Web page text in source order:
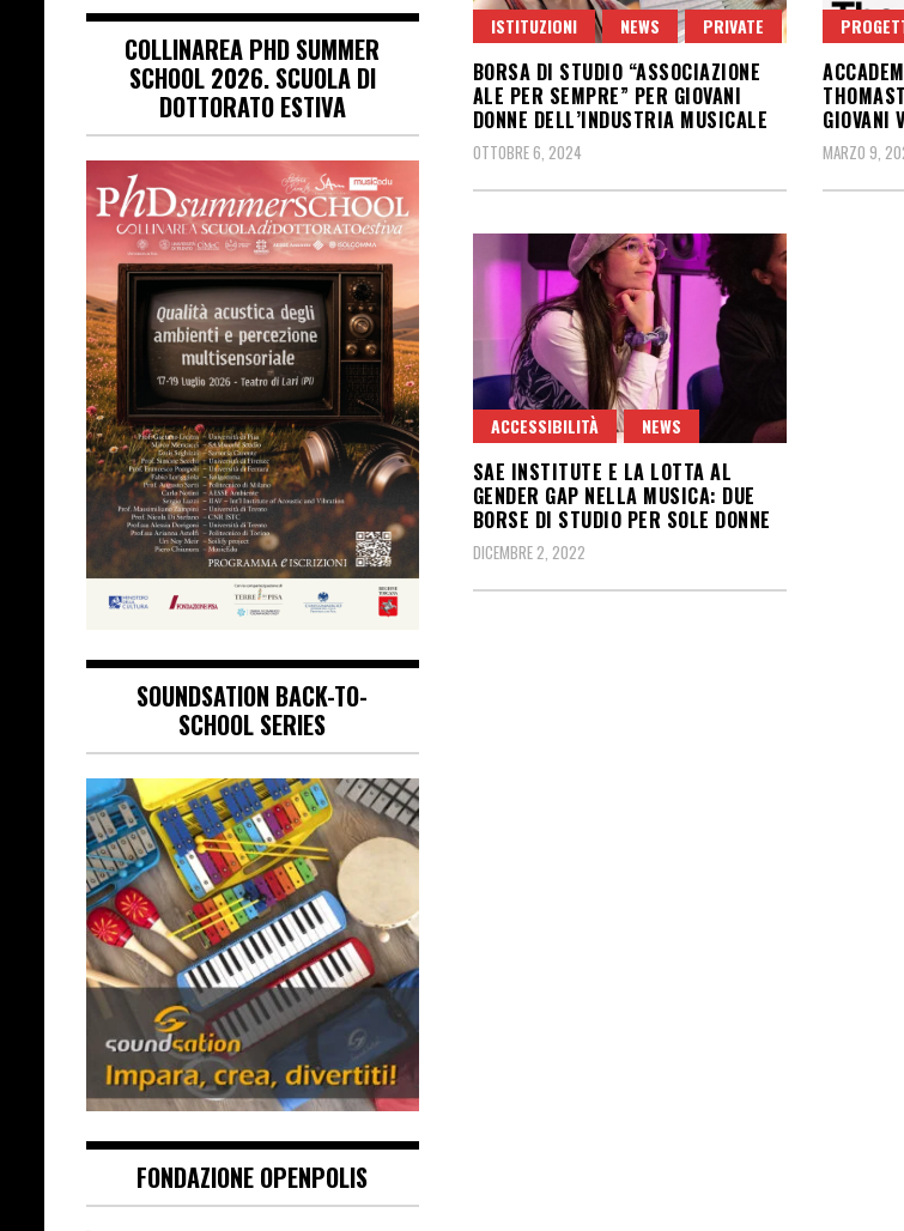
ISTITUZIONI NEWS PRIVATE
BORSA DI STUDIO “ASSOCIAZIONE
ALE PER SEMPRE” PER GIOVANI
DONNE DELL’INDUSTRIA MUSICALE
OTTOBRE 6, 2024
GIOVANI
MARZO 9,
ACCESSIBILITÀ NEWS
SAE INSTITUTE E LA LOTTA AL
GENDER GAP NELLA MUSICA: DUE
BORSE DI STUDIO PER SOLE DONNE
DICEMBRE 2, 2022
COLLINAREA PHD SUMMER
SCHOOL 2026. SCUOLA DI
DOTTORATO ESTIVA
SOUNDSATION BACK-TO-
SCHOOL SERIES
FONDAZIONE OPENPOLIS